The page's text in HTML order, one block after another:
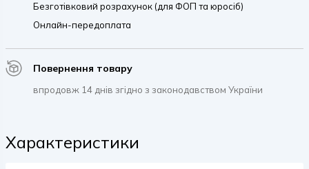
Безготівковий розрахунок (для ФОП та юросіб)
Онлайн-передоплата
Повернення товару
впродовж 14 днів згідно з законодавством України
Характеристики